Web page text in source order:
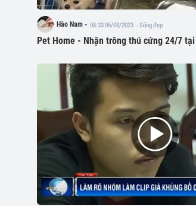
Hào Nam - 08:33 05/08/2023 - Sống đẹp
Pet Home - Nhận trông thú cứng 24/7